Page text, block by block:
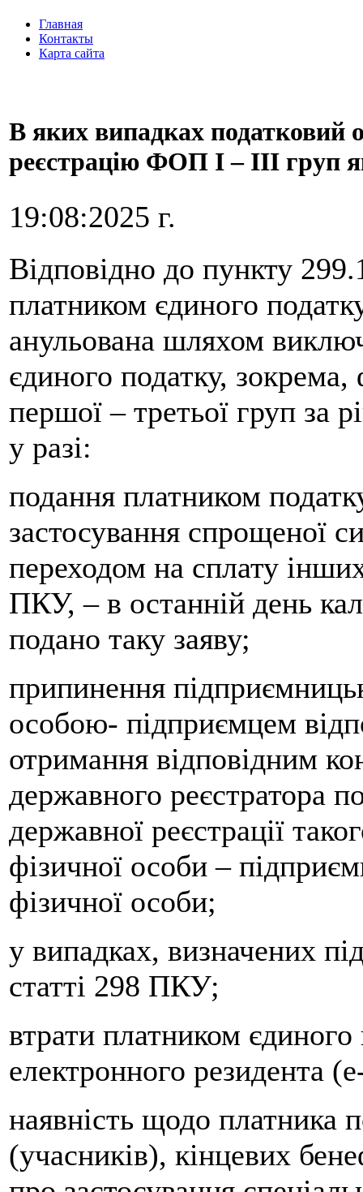
Главная
Контакты
Карта сайта
В яких випадках податковий
реєстрацію ФОП І – ІІІ груп
19:08:2025 г.
Відповідно до пункту
платником єдиного
анульована шляхом
єдиного податку, зокрема,
першої – третьої груп за
у разі:
подання платником
застосування спрощеної
переходом на сплату
ПКУ, – в останній день
подано таку заяву;
припинення
особою- підприємцем
отримання відповідним
державного реєстратора
державної реєстрації
фізичної особи –
фізичної особи;
у випадках, визначених
статті 298 ПКУ;
втрати платником єдиного
електронного резидента
наявність щодо платника
(учасників), кінцевих